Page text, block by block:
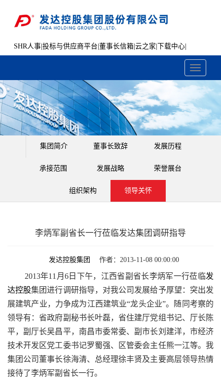
SHR人事 投标与供应商平台 董事长信箱 云之家 下载中心
Toggle
集团简介 董事长致辞 发展历程
承接范围 发展战略 荣誉展台
组织架构 领导关怀
李炳军副省长一行莅临发达集团调研指导
发达控股集团 作者：2013-11-08 00:00:00
2013年11月6日下午，江西省副省长李炳军一行莅临发
达控股集团进行调研指导，对我公司发展给予厚望：突出发
展建筑产业，力争成为江西建筑业“龙头企业”。随同考察的
领导有：省政府副秘书长叶磊，省住建厅党组书记、厅长陈
平，副厅长吴昌平，南昌市委常委、副市长刘建洋，市经济
技术开发区党工委书记罗蜀强、区管委会主任熊一江等。我
集团公司董事长徐海清、总经理徐丰贤及主要高层领导热情
接待了李炳军副省长一行。